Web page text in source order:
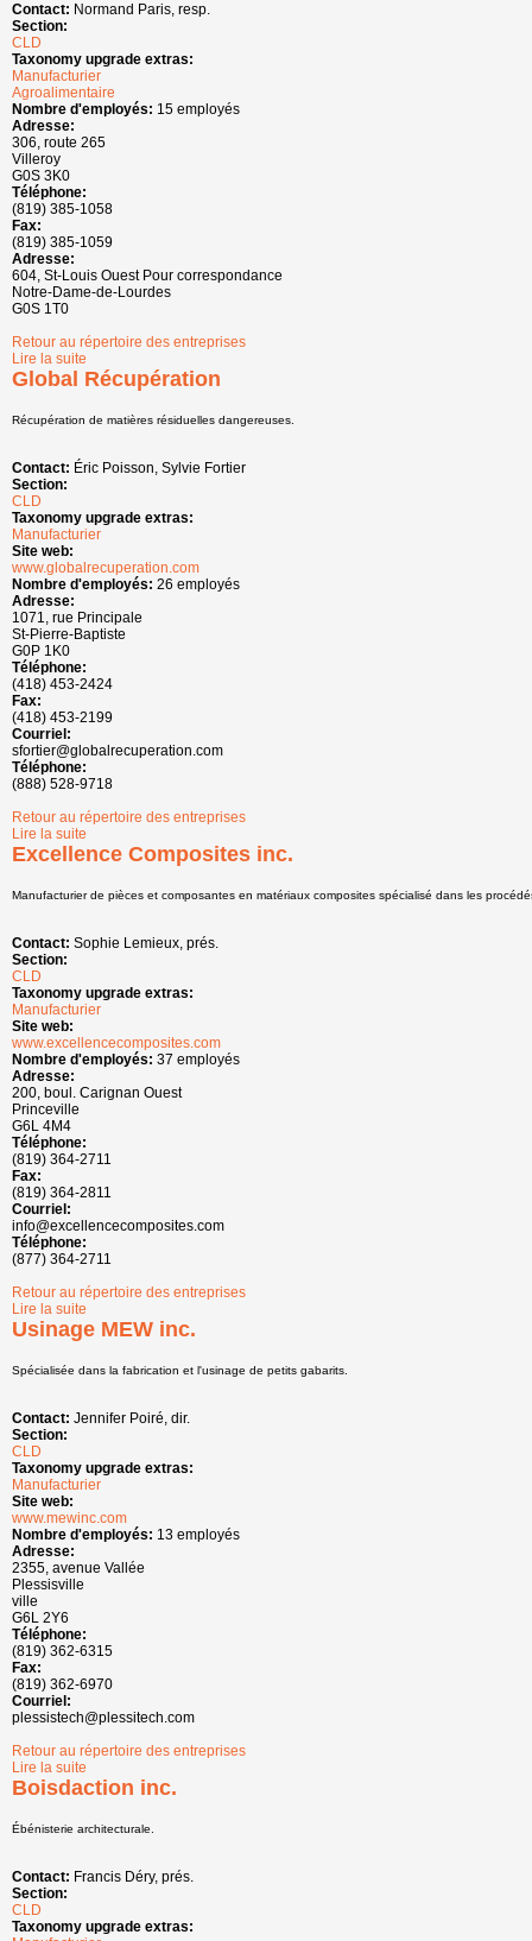
Contact: Normand Paris, resp.
Section:
CLD
Taxonomy upgrade extras:
Manufacturier
Agroalimentaire
Nombre d'employés: 15 employés
Adresse:
306, route 265
Villeroy
G0S 3K0
Téléphone:
(819) 385-1058
Fax:
(819) 385-1059
Adresse:
604, St-Louis Ouest Pour correspondance
Notre-Dame-de-Lourdes
G0S 1T0
Retour au répertoire des entreprises
Lire la suite
Global Récupération
Récupération de matières résiduelles dangereuses.
Contact: Éric Poisson, Sylvie Fortier
Section:
CLD
Taxonomy upgrade extras:
Manufacturier
Site web:
www.globalrecuperation.com
Nombre d'employés: 26 employés
Adresse:
1071, rue Principale
St-Pierre-Baptiste
G0P 1K0
Téléphone:
(418) 453-2424
Fax:
(418) 453-2199
Courriel:
sfortier@globalrecuperation.com
Téléphone:
(888) 528-9718
Retour au répertoire des entreprises
Lire la suite
Excellence Composites inc.
Manufacturier de pièces et composantes en matériaux composites spécialisé dans les
Contact: Sophie Lemieux, prés.
Section:
CLD
Taxonomy upgrade extras:
Manufacturier
Site web:
www.excellencecomposites.com
Nombre d'employés: 37 employés
Adresse:
200, boul. Carignan Ouest
Princeville
G6L 4M4
Téléphone:
(819) 364-2711
Fax:
(819) 364-2811
Courriel:
info@excellencecomposites.com
Téléphone:
(877) 364-2711
Retour au répertoire des entreprises
Lire la suite
Usinage MEW inc.
Spécialisée dans la fabrication et l'usinage de petits gabarits.
Contact: Jennifer Poiré, dir.
Section:
CLD
Taxonomy upgrade extras:
Manufacturier
Site web:
www.mewinc.com
Nombre d'employés: 13 employés
Adresse:
2355, avenue Vallée
Plessisville
ville
G6L 2Y6
Téléphone:
(819) 362-6315
Fax:
(819) 362-6970
Courriel:
plessistech@plessitech.com
Retour au répertoire des entreprises
Lire la suite
Boisdaction inc.
Ébénisterie architecturale.
Contact: Francis Déry, prés.
Section:
CLD
Taxonomy upgrade extras: